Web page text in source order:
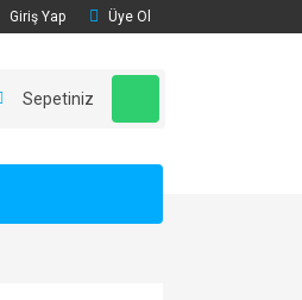
Giriş Yap Üye Ol
Sepetiniz